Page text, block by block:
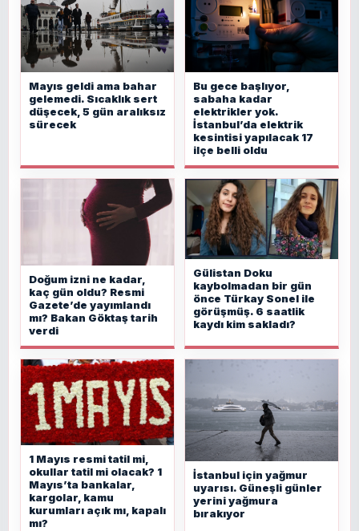
Mayıs geldi ama bahar
gelemedi. Sıcaklık sert
düşecek, 5 gün aralıksız
sürecek
Bu gece başlıyor,
sabaha kadar
elektrikler yok.
İstanbul’da elektrik
kesintisi yapılacak 17
ilçe belli oldu
Doğum izni ne kadar,
kaç gün oldu? Resmi
Gazete’de yayımlandı
mı? Bakan Göktaş tarih
verdi
Gülistan Doku
kaybolmadan bir gün
önce Türkay Sonel ile
görüşmüş. 6 saatlik
kaydı kim sakladı?
1 Mayıs resmi tatil mi,
okullar tatil mi olacak? 1
Mayıs’ta bankalar,
kargolar, kamu
kurumları açık mı, kapalı
mı?
İstanbul için yağmur
uyarısı. Güneşli günler
yerini yağmura
bırakıyor